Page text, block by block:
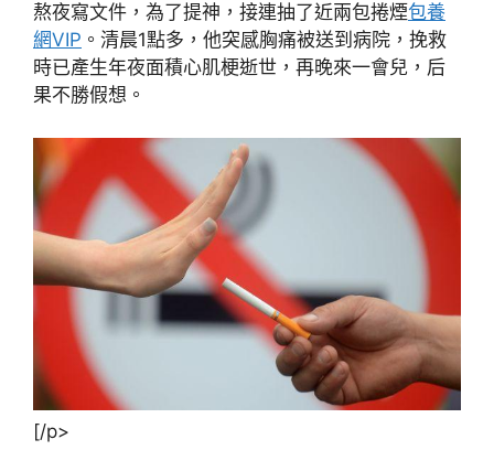
熬夜寫文件，為了提神，接連抽了近兩包捲煙包養
網VIP 。清晨1點多，他突感胸痛被送到病院，挽救
時已產生年夜面積心肌梗逝世，再晚來一會兒，后
果不勝假想。
[/p>